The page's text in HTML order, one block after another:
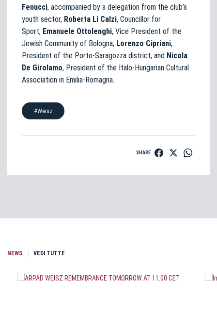
Fenucci, accompanied by a delegation from the club’s
youth sector, Roberta Li Calzi, Councillor for
Sport, Emanuele Ottolenghi, Vice President of the
Jewish Community of Bologna, Lorenzo Cipriani,
President of the Porto-Saragozza district, and Nicola
De Girolamo, President of the Italo-Hungarian Cultural
Association in Emilia-Romagna.
#Weisz
SHARE
NEWS VEDI TUTTE